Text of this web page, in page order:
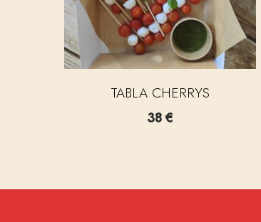
TABLA CHERRYS
38€